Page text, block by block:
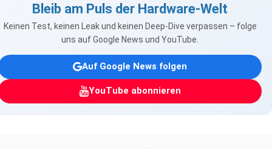
Bleib am Puls der Hardware-Welt
Keinen Test, keinen Leak und keinen Deep-Dive verpassen – folge
uns auf Google News und YouTube.
Auf Google News folgen
YouTube abonnieren